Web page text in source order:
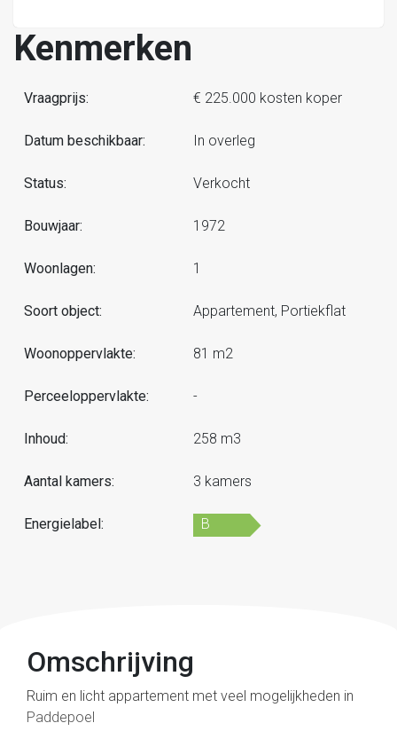
Kenmerken
Vraagprijs: € 225.000 kosten koper
Datum beschikbaar: In overleg
Status: Verkocht
Bouwjaar: 1972
Woonlagen: 1
Soort object: Appartement, Portiekflat
Woonoppervlakte: 81 m2
Perceeloppervlakte: -
Inhoud: 258 m3
Aantal kamers: 3 kamers
Energielabel: B
Omschrijving
Ruim en licht appartement met veel mogelijkheden in
Paddepoel